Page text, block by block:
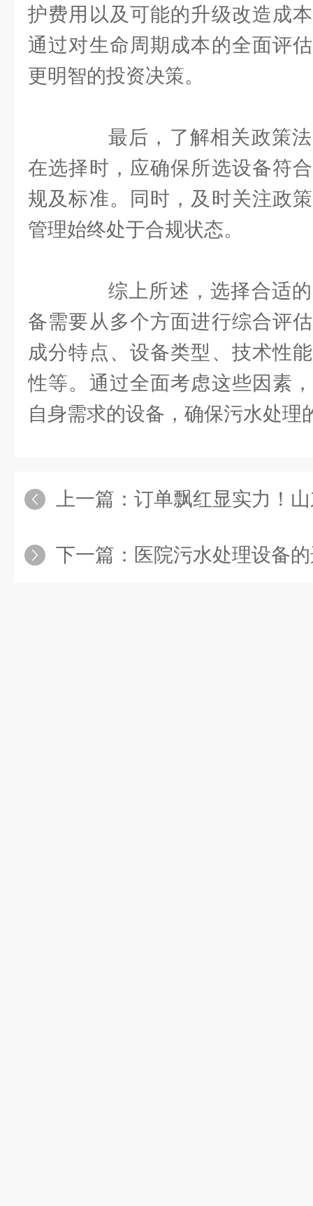
护费用以及可能的升级改造成
通过对生命周期成本的全面评
更明智的投资决策。
最后，了解相关政策法
在选择时，应确保所选设备符
规及标准。同时，及时关注政
管理始终处于合规状态。
综上所述，选择合适的
备需要从多个方面进行综合评
成分特点、设备类型、技术性
性等。通过全面考虑这些因素
自身需求的设备，确保污水处理
上一篇： 订单飘红显实力！山东荣博源深
下一篇： 医院污水处理设备